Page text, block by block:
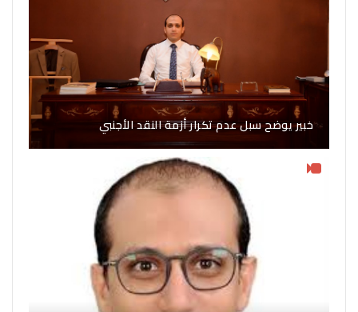
خبير يوضح سبل عدم تكرار أزمة النقد الأجنبي